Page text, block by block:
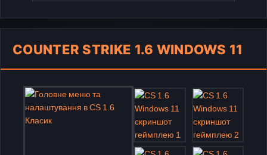
COUNTER STRIKE 1.6 WINDOWS 11